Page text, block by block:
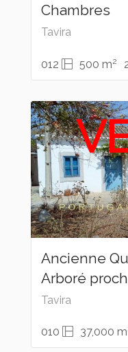
Chambres
Tavira
012 500 m2
Ancienne
Arboré
Tavira
010 37,000 m